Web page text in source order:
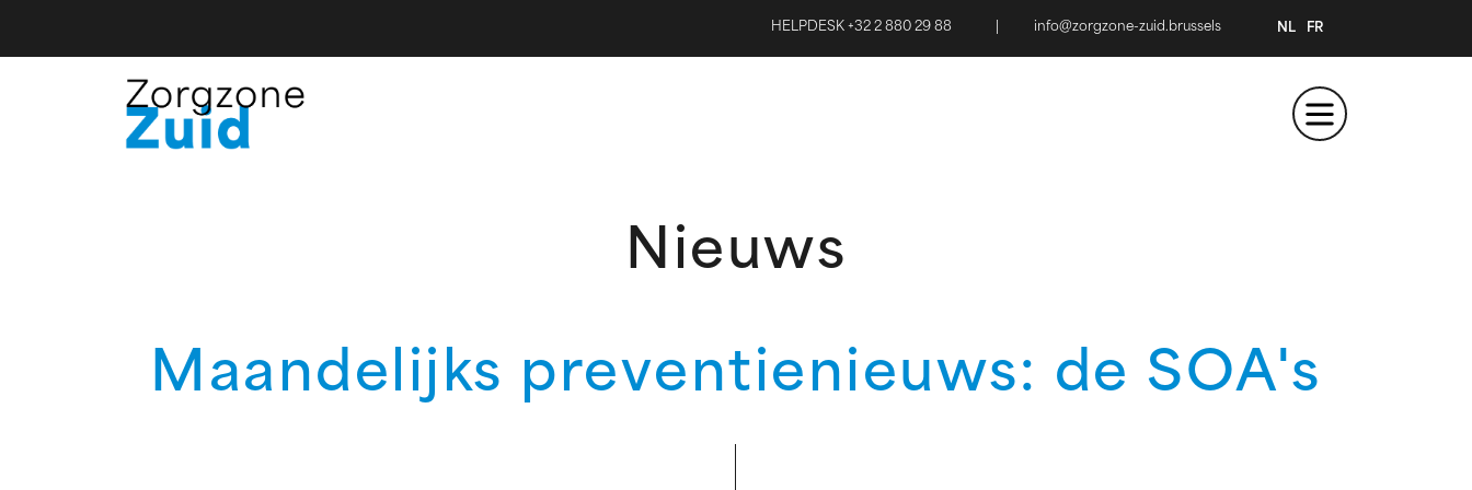
HELPDESK +32 2 880 29 88 info@zorgzone-zuid.brussels NL FR
Nieuws
Maandelijks preventienieuws: de SOA's